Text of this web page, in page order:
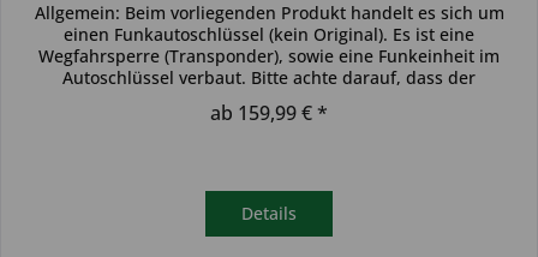
Allgemein: Beim vorliegenden Produkt handelt es sich um
einen Funkautoschlüssel (kein Original). Es ist eine
Wegfahrsperre (Transponder), sowie eine Funkeinheit im
Autoschlüssel verbaut. Bitte achte darauf, dass der
Autoschlüssel deinem...
ab 159,99 € *
Details